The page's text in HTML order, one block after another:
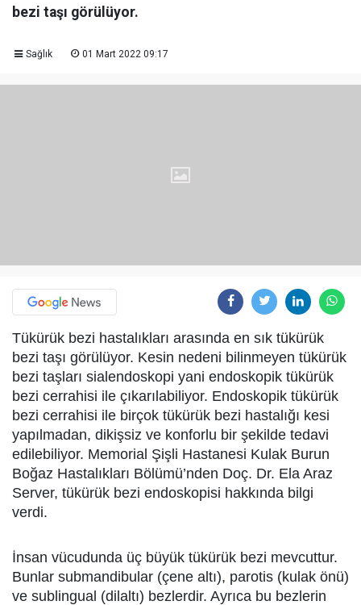
bezi taşı görülüyor.
Sağlık 01 Mart 2022 09:17
Tükürük bezi hastalıkları arasında en sık tükürük
bezi taşı görülüyor. Kesin nedeni bilinmeyen tükürük
bezi taşları sialendoskopi yani endoskopik tükürük
bezi cerrahisi ile çıkarılabiliyor. Endoskopik tükürük
bezi cerrahisi ile birçok tükürük bezi hastalığı kesi
yapılmadan, dikişsiz ve konforlu bir şekilde tedavi
edilebiliyor. Memorial Şişli Hastanesi Kulak Burun
Boğaz Hastalıkları Bölümü’nden Doç. Dr. Ela Araz
Server, tükürük bezi endoskopisi hakkında bilgi
verdi.
İnsan vücudunda üç büyük tükürük bezi mevcuttur.
Bunlar submandibular (çene altı), parotis (kulak önü)
ve sublingual (dilaltı) bezlerdir. Ayrıca bu bezlerin